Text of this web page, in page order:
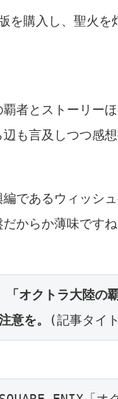
を購入し、聖火
覇者とストーリー
も言及しつつ感
であるウィッシ
からか薄味です
「オクトラ大陸の
意を。
(記事タイ